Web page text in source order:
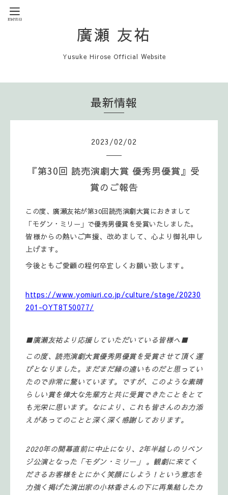
廣瀬 友祐
Yusuke Hirose Official Website
最新情報
2023 /02/02
『第30回 読売演劇大賞 優秀男優賞』受
賞のご報告
この度、廣瀬友祐が第30回読売演劇大賞におきまして
「モダン・ミリー」で優秀男優賞を受賞いたしました。
皆様からの熱いご声援、改めまして、心より御礼申し
上げます。
今後ともご愛顧の程何卒宜しくお願い致します。
https://www.yomiuri.co.jp/culture/stage/20230
201-OYT8T50077/
■廣瀬友祐より応援していただいている皆様へ■
この度、読売演劇大賞優秀男優賞を受賞させて頂く運
びとなりました。まだまだ縁の遠いものだと思ってい
たので非常に驚いています。ですが、このような素晴
らしい賞を偉大な先輩方と共に受賞できたことをとて
も光栄に思います。なにより、これも皆さんのお力添
えがあってのことと深く深く感謝しております。
2020年の開幕直前に中止になり、2年半越しのリベン
ジ公演となった「モダン・ミリー」 。観劇に来てく
ださるお客様をとにかく笑顔にしよう！という意志を
力強く掲げた演出家の小林香さんの下に再集結したカ